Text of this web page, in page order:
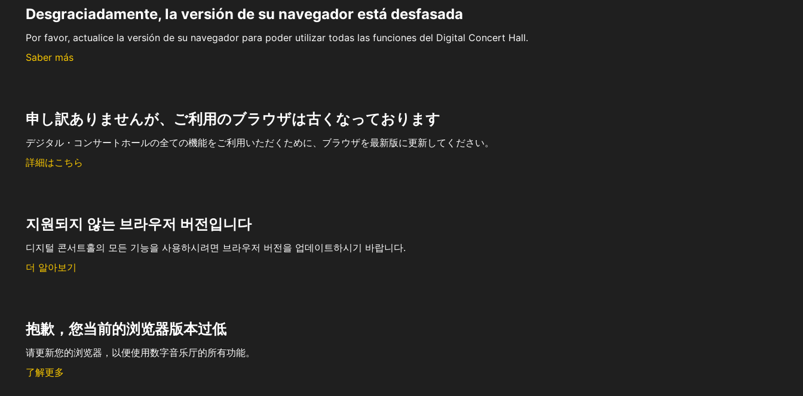
Desgraciadamente, la versión de su navegador está desfasada
Por favor, actualice la versión de su navegador para poder utilizar todas las funciones del Digital Concert Hall.
Saber más
申し訳ありませんが、ご利用のブラウザは古くなっております
デジタル・コンサートホールの全ての機能をご利用いただくために、ブラウザを最新版に更新してください。
詳細はこちら
지원되지 않는 브라우저 버전입니다
디지털 콘서트홀의 모든 기능을 사용하시려면 브라우저 버전을 업데이트하시기 바랍니다.
더 알아보기
抱歉，您当前的浏览器版本过低
请更新您的浏览器，以便使用数字音乐厅的所有功能。
了解更多